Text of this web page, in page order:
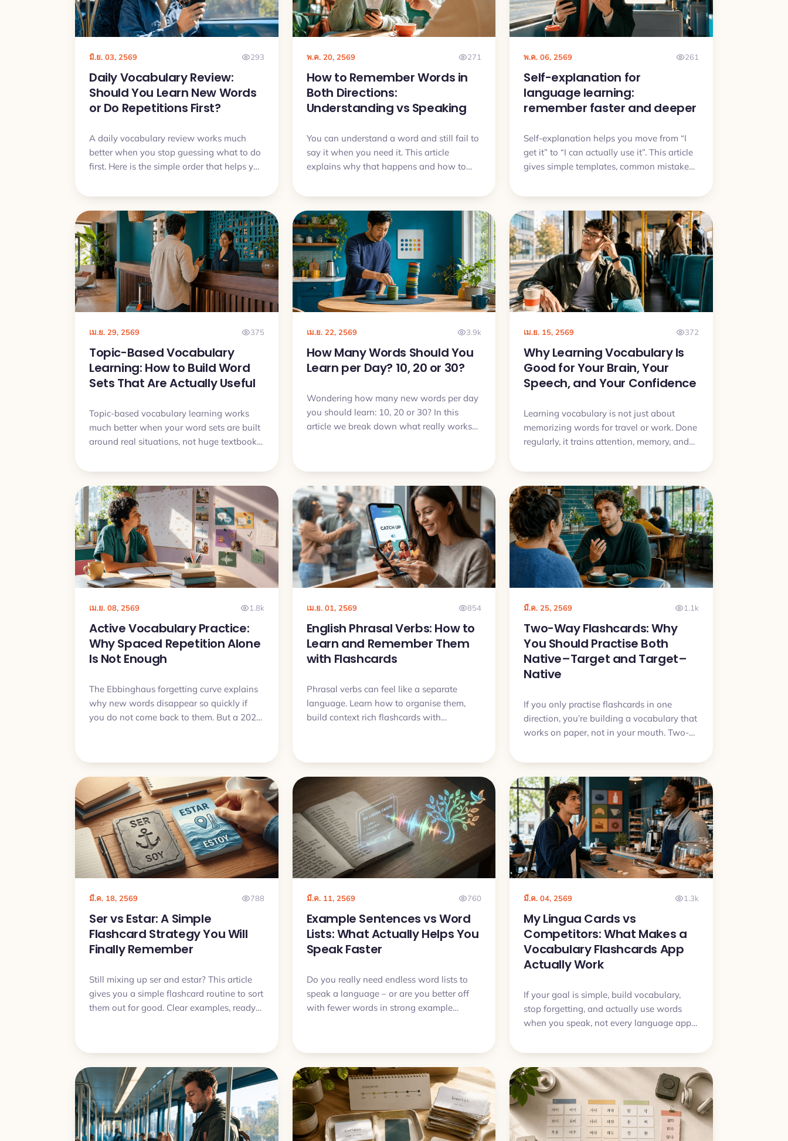
มิ.ย. 03, 2569 293
Daily Vocabulary Review:
Should You Learn New Words
or Do Repetitions First?
A daily vocabulary review works much
better when you stop guessing what to do
first. Here is the simple order that helps you
steady progress.
พ.ค. 20, 2569 271
How to Remember Words in
Both Directions:
Understanding vs Speaking
You can understand a word and still fail to
say it when you need it. This article
explains why that happens and how to
recognition and for speaking.
พ.ค. 06, 2569 261
Self-explanation for
language learning:
remember faster and deeper
Self-explanation helps you move from “I
get it” to “I can actually use it”. This article
gives simple templates, common mistakes,
เม.ย. 29, 2569 375
Topic-Based Vocabulary
Learning: How to Build Word
Sets That Are Actually Useful
Topic-based vocabulary learning works
much better when your word sets are built
around real situations, not huge textbook
choose useful words, avoid bloated sets,
and turn themed vocabulary into
something you can actually understand
and say.
เม.ย. 22, 2569 3.9k
How Many Words Should You
Learn per Day? 10, 20 or 30?
Wondering how many new words per day
you should learn: 10, 20 or 30? In this
article we break down what really works
เม.ย. 15, 2569 372
Why Learning Vocabulary Is
Good for Your Brain, Your
Speech, and Your Confidence
Learning vocabulary is not just about
memorizing words for travel or work. Done
regularly, it trains attention, memory, and
This article explains why vocabulary study
can improve both your target language
and the way you speak in general.
เม.ย. 08, 2569 1.8k
Active Vocabulary Practice:
Why Spaced Repetition Alone
Is Not Enough
The Ebbinghaus forgetting curve explains
why new words disappear so quickly if
you do not come back to them. But a 2024
Lingua Cards and why it can help move
words from passive recognition to active
use.
เม.ย. 01, 2569 854
English Phrasal Verbs: How to
Learn and Remember Them
with Flashcards
Phrasal verbs can feel like a separate
language. Learn how to organise them,
build context rich flashcards with
มี.ค. 25, 2569 1.1k
Two-Way Flashcards: Why
You Should Practise Both
Native–Target and Target–
Native
If you only practise flashcards in one
direction, you’re building a vocabulary that
works on paper, not in your mouth. Two-
understanding and speaking.
มี.ค. 18, 2569 788
Ser vs Estar: A Simple
Flashcard Strategy You Will
Finally Remember
Still mixing up ser and estar? This article
gives you a simple flashcard routine to sort
them out for good. Clear examples, ready
มี.ค. 11, 2569 760
Example Sentences vs Word
Lists: What Actually Helps You
Speak Faster
Do you really need endless word lists to
speak a language – or are you better off
with fewer words in strong example
มี.ค. 04, 2569 1.3k
My Lingua Cards vs
Competitors: What Makes a
Vocabulary Flashcards App
Actually Work
If your goal is simple, build vocabulary,
stop forgetting, and actually use words
when you speak, not every language app
the real differences and when My Lingua
Cards is the better tool for vocabulary.